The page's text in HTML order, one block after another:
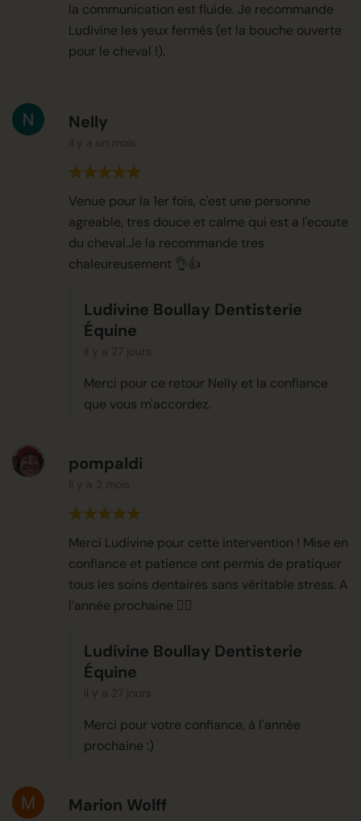
la communication est fluide. Je recommande
Ludivine les yeux fermés (et la bouche ouverte
pour le cheval !).
Nelly
Venue pour la 1er fois, c'est une personne
agreable, tres douce et calme qui est a l'ecoute
du cheval.Je la recommande tres
chaleureusement 👌👍
Ludivine Boullay Dentisterie
Équine
Merci pour ce retour Nelly et la confiance
que vous m'accordez.
pompaldi
Merci Ludivine pour cette intervention ! Mise en
confiance et patience ont permis de pratiquer
tous les soins dentaires sans véritable stress. A
l’année prochaine 👍🏼
Ludivine Boullay Dentisterie
Équine
Merci pour votre confiance, à l'année
prochaine :)
Marion Wolff